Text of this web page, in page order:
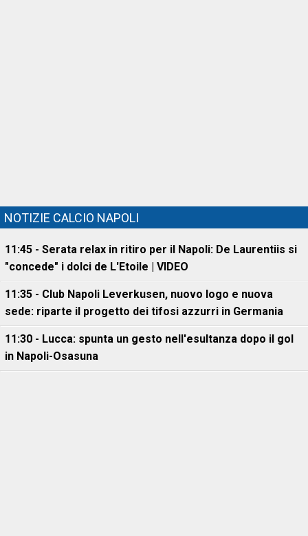
NOTIZIE CALCIO NAPOLI
11:45 - Serata relax in ritiro per il Napoli: De Laurentiis si
"concede" i dolci de L'Etoile | VIDEO
11:35 - Club Napoli Leverkusen, nuovo logo e nuova
sede: riparte il progetto dei tifosi azzurri in Germania
11:30 - Lucca: spunta un gesto nell'esultanza dopo il gol
in Napoli-Osasuna